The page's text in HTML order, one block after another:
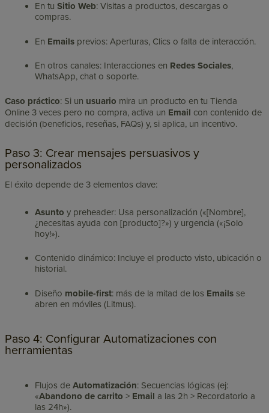
En tuSitio Web: Visitas a productos, descargas o
compras.
En Emails previos: Aperturas, Clics o falta de interacción.
En otros canales: Interacciones en Redes Sociales,
WhatsApp, chat o soporte.
Caso práctico: Si un usuario mira un producto en tu Tienda
Online 3 veces pero no compra, activa un Email con contenido de
decisión (beneficios, reseñas, FAQs) y, si aplica, un incentivo.
Paso 3: Crear mensajes persuasivos y
personalizados
El éxito depende de 3 elementos clave:
Asunto y preheader: Usa personalización («[Nombre],
¿necesitas ayuda con [producto]?») y urgencia («¡Solo
hoy!»).
Contenido dinámico: Incluye el producto visto, ubicación o
historial.
Diseño mobile-first: más de la mitad de los Emails se
abren en móviles (Litmus).
Paso 4: Configurar Automatizaciones con
herramientas
Flujos deAutomatización: Secuencias lógicas (ej:
«Abandono de carrito > Email a las 2h > Recordatorio a
las 24h»).